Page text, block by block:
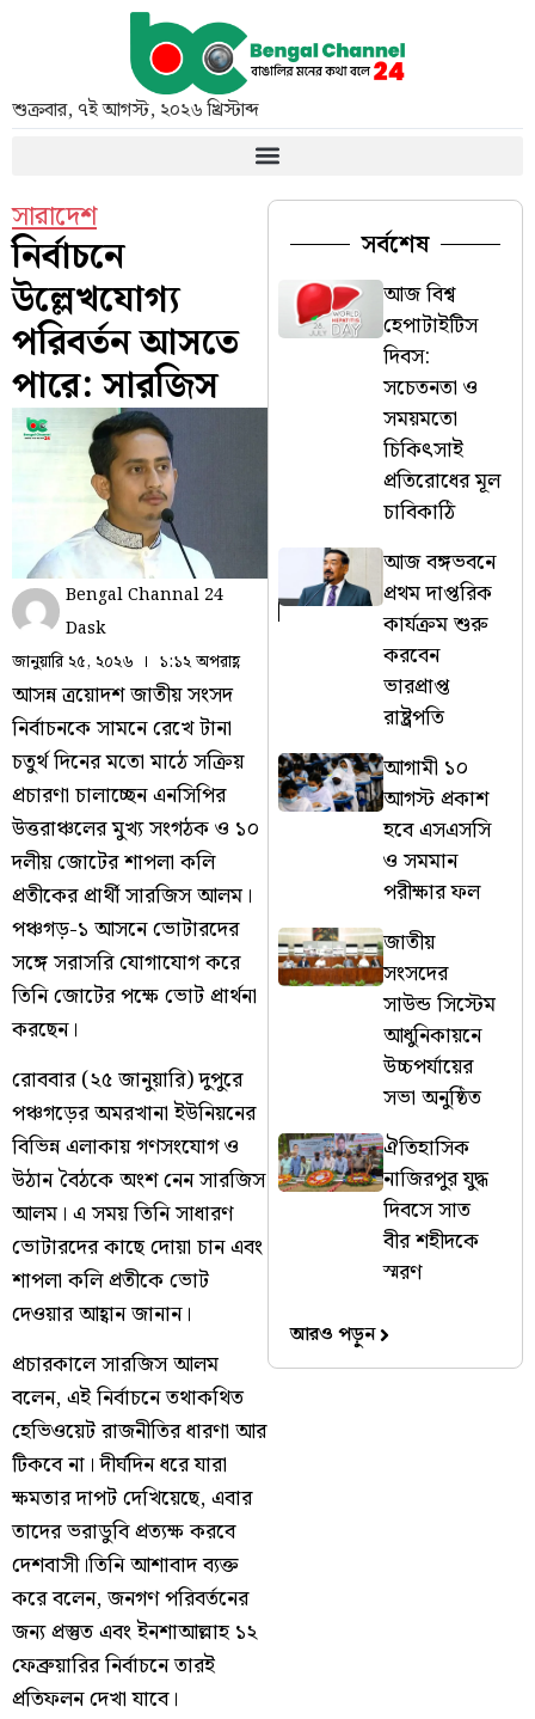
শুক্রবার, ৭ই আগস্ট, ২০২৬ খ্রিস্টাব্দ
সারাদেশ
নির্বাচনে
উল্লেখযোগ্য
পরিবর্তন আসতে
পারে: সারজিস
Bengal Channal 24
Dask
জানুয়ারি ২৫, ২০২৬
১:১২ অপরাহ্ণ
আসন্ন ত্রয়োদশ জাতীয় সংসদ
নির্বাচনকে সামনে রেখে টানা
চতুর্থ দিনের মতো মাঠে সক্রিয়
প্রচারণা চালাচ্ছেন এনসিপির
উত্তরাঞ্চলের মুখ্য সংগঠক ও ১০
দলীয় জোটের শাপলা কলি
প্রতীকের প্রার্থী সারজিস আলম।
পঞ্চগড়-১ আসনে ভোটারদের
সঙ্গে সরাসরি যোগাযোগ করে
তিনি জোটের পক্ষে ভোট প্রার্থনা
করছেন।
রোববার (২৫ জানুয়ারি) দুপুরে
পঞ্চগড়ের অমরখানা ইউনিয়নের
বিভিন্ন এলাকায় গণসংযোগ ও
উঠান বৈঠকে অংশ নেন সারজিস
আলম। এ সময় তিনি সাধারণ
ভোটারদের কাছে দোয়া চান এবং
শাপলা কলি প্রতীকে ভোট
দেওয়ার আহ্বান জানান।
প্রচারকালে সারজিস আলম
বলেন, এই নির্বাচনে তথাকথিত
হেভিওয়েট রাজনীতির ধারণা আর
টিকবে না। দীর্ঘদিন ধরে যারা
ক্ষমতার দাপট দেখিয়েছে, এবার
তাদের ভরাডুবি প্রত্যক্ষ করবে
দেশবাসী।তিনি আশাবাদ ব্যক্ত
করে বলেন, জনগণ পরিবর্তনের
জন্য প্রস্তুত এবং ইনশাআল্লাহ ১২
ফেব্রুয়ারির নির্বাচনে তারই
প্রতিফলন দেখা যাবে।
সর্বশেষ
আজ বিশ্ব
হেপাটাইটিস
দিবস:
সচেতনতা ও
সময়মতো
চিকিৎসাই
প্রতিরোধের মূল
চাবিকাঠি
আজ বঙ্গভবনে
প্রথম দাপ্তরিক
কার্যক্রম শুরু
করবেন
ভারপ্রাপ্ত
রাষ্ট্রপতি
আগামী ১০
আগস্ট প্রকাশ
হবে এসএসসি
ও সমমান
পরীক্ষার ফল
জাতীয়
সংসদের
সাউন্ড সিস্টেম
আধুনিকায়নে
উচ্চপর্যায়ের
সভা অনুষ্ঠিত
ঐতিহাসিক
নাজিরপুর যুদ্ধ
দিবসে সাত
বীর শহীদকে
স্মরণ
আরও পড়ুন